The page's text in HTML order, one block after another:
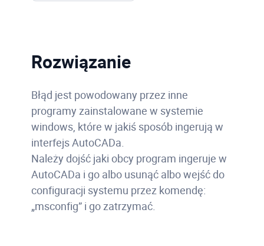
Rozwiązanie
Błąd jest powodowany przez inne
programy zainstalowane w systemie
windows, które w jakiś sposób ingerują w
interfejs AutoCADa.
Należy dojść jaki obcy program ingeruje w
AutoCADa i go albo usunąć albo wejść do
configuracji systemu przez komendę:
„msconfig” i go zatrzymać.